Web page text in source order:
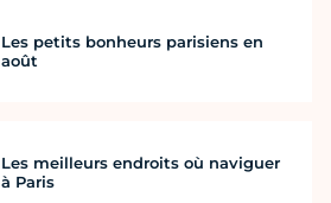
Les petits bonheurs parisiens en
août
Les meilleurs endroits où naviguer
à Paris